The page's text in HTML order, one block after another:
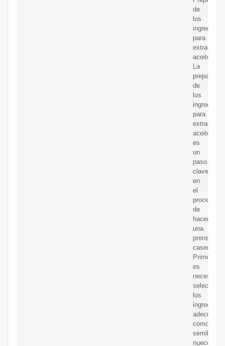
de
los
para
extraer
aceite.
La
de
los
para
extraer
aceite
es
un
paso
clave
en
el
proceso
de
hacer
una
prensa
casera.
Primero,
es
necesario
los
como
semillas,
nueces